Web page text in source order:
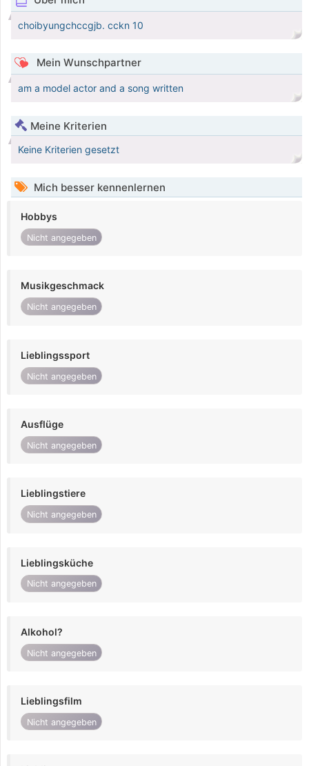
choibyungchccgjb. cckn 10
Mein Wunschpartner
am a model actor and a song written
Meine Kriterien
Keine Kriterien gesetzt
Mich besser kennenlernen
Hobbys
Nicht angegeben
Musikgeschmack
Nicht angegeben
Lieblingssport
Nicht angegeben
Ausflüge
Nicht angegeben
Lieblingstiere
Nicht angegeben
Lieblingsküche
Nicht angegeben
Alkohol?
Nicht angegeben
Lieblingsfilm
Nicht angegeben